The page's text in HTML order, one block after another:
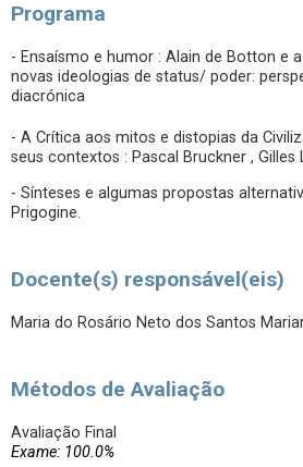
Programa
- Ensaísmo e humor : Alain de Botton e
novas ideologias de status/ poder:
diacrónica
- A Crítica aos mitos e distopias da
seus contextos : Pascal Bruckner , Gilles
- Sínteses e algumas propostas
Prigogine.
Docente(s) responsável(eis)
Maria do Rosário Neto dos Santos
Métodos de Avaliação
Avaliação Final
Exame: 100.0%